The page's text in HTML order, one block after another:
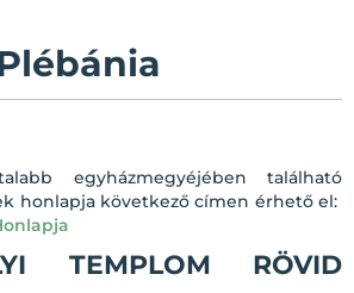
egyházmegyéjében található
honlapja következő címen érhető el:
TEMPLOM RÖVID